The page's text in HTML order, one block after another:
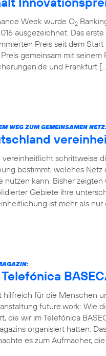
Week wurde O2
ausgezeichnet. Das
Preis seit dem
gemeinsam mit seinem
und Frankfurt
WEG ZUM GEMEINSAMEN
schrittweise
bestimmt, welches
nutzen kann. Bisher zeigten
Gebiete ihre
ist mehr als
für die Menschen
future.work: Wie
die wir im Telefónica
organisiert hatten.
es zum Aufmacher,